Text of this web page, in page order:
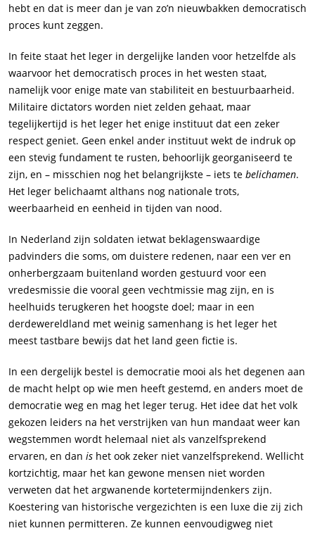
hebt en dat is meer dan je van zo’n nieuwbakken democratisch
proces kunt zeggen.
In feite staat het leger in dergelijke landen voor hetzelfde als
waarvoor het democratisch proces in het westen staat,
namelijk voor enige mate van stabiliteit en bestuurbaarheid.
Militaire dictators worden niet zelden gehaat, maar
tegelijkertijd is het leger het enige instituut dat een zeker
respect geniet. Geen enkel ander instituut wekt de indruk op
een stevig fundament te rusten, behoorlijk georganiseerd te
zijn, en – misschien nog het belangrijkste – iets te belichamen.
Het leger belichaamt althans nog nationale trots,
weerbaarheid en eenheid in tijden van nood.
In Nederland zijn soldaten ietwat beklagenswaardige
padvinders die soms, om duistere redenen, naar een ver en
onherbergzaam buitenland worden gestuurd voor een
vredesmissie die vooral geen vechtmissie mag zijn, en is
heelhuids terugkeren het hoogste doel; maar in een
derdewereldland met weinig samenhang is het leger het
meest tastbare bewijs dat het land geen fictie is.
In een dergelijk bestel is democratie mooi als het degenen aan
de macht helpt op wie men heeft gestemd, en anders moet de
democratie weg en mag het leger terug. Het idee dat het volk
gekozen leiders na het verstrijken van hun mandaat weer kan
wegstemmen wordt helemaal niet als vanzelfsprekend
ervaren, en dan is het ook zeker niet vanzelfsprekend. Wellicht
kortzichtig, maar het kan gewone mensen niet worden
verweten dat het argwanende kortetermijndenkers zijn.
Koestering van historische vergezichten is een luxe die zij zich
niet kunnen permitteren. Ze kunnen eenvoudigweg niet